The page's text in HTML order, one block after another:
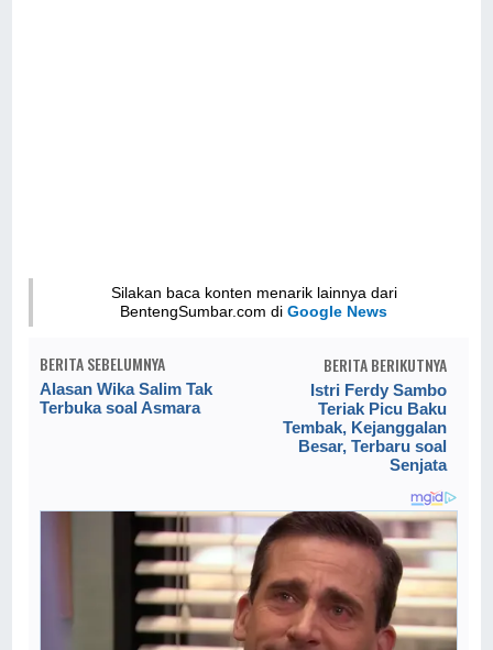
Silakan baca konten menarik lainnya dari
BentengSumbar.com diGoogle News
BERITA SEBELUMNYA
Alasan Wika Salim Tak
Terbuka soal Asmara
BERITA BERIKUTNYA
Istri Ferdy Sambo
Teriak Picu Baku
Tembak, Kejanggalan
Besar, Terbaru soal
Senjata